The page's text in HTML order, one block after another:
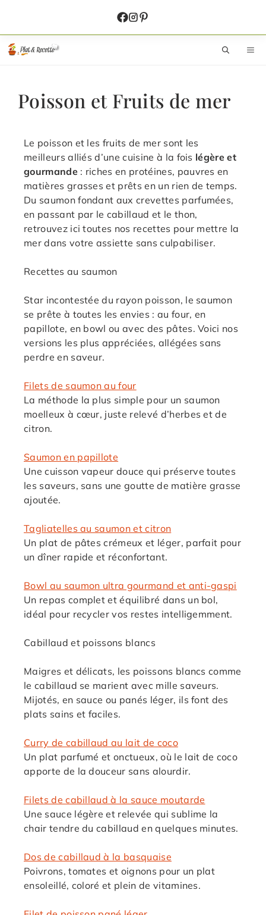
contenu
Poisson et Fruits de mer
Le poisson et les fruits de mer sont les
meilleurs alliés d’une cuisine à la fois légère et
gourmande: riches en protéines, pauvres en
matières grasses et prêts en un rien de temps.
Du saumon fondant aux crevettes parfumées,
en passant par le cabillaud et le thon,
retrouvez ici toutes nos recettes pour mettre la
mer dans votre assiette sans culpabiliser.
Recettes au saumon
Star incontestée du rayon poisson, le saumon
se prête à toutes les envies : au four, en
papillote, en bowl ou avec des pâtes. Voici nos
versions les plus appréciées, allégées sans
perdre en saveur.
Filets de saumon au four
La méthode la plus simple pour un saumon
moelleux à cœur, juste relevé d’herbes et de
citron.
Saumon en papillote
Une cuisson vapeur douce qui préserve toutes
les saveurs, sans une goutte de matière grasse
ajoutée.
Tagliatelles au saumon et citron
Un plat de pâtes crémeux et léger, parfait pour
un dîner rapide et réconfortant.
Bowl au saumon ultra gourmand et anti-gaspi
Un repas complet et équilibré dans un bol,
idéal pour recycler vos restes intelligemment.
Cabillaud et poissons blancs
Maigres et délicats, les poissons blancs comme
le cabillaud se marient avec mille saveurs.
Mijotés, en sauce ou panés léger, ils font des
plats sains et faciles.
Curry de cabillaud au lait de coco
Un plat parfumé et onctueux, où le lait de coco
apporte de la douceur sans alourdir.
Filets de cabillaud à la sauce moutarde
Une sauce légère et relevée qui sublime la
chair tendre du cabillaud en quelques minutes.
Dos de cabillaud à la basquaise
Poivrons, tomates et oignons pour un plat
ensoleillé, coloré et plein de vitamines.